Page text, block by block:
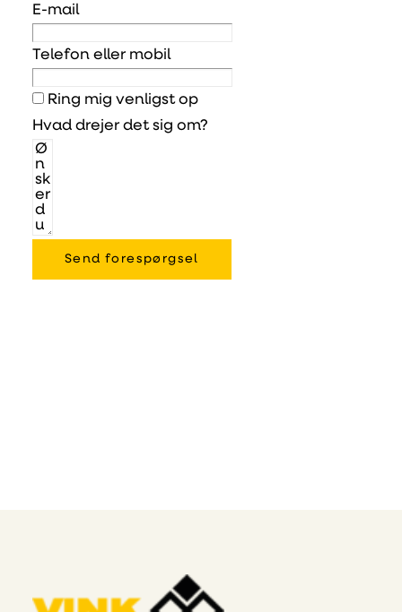
E-mail
Telefon eller mobil
Ring mig venligst op
Hvad drejer det sig om?
Send forespørgsel